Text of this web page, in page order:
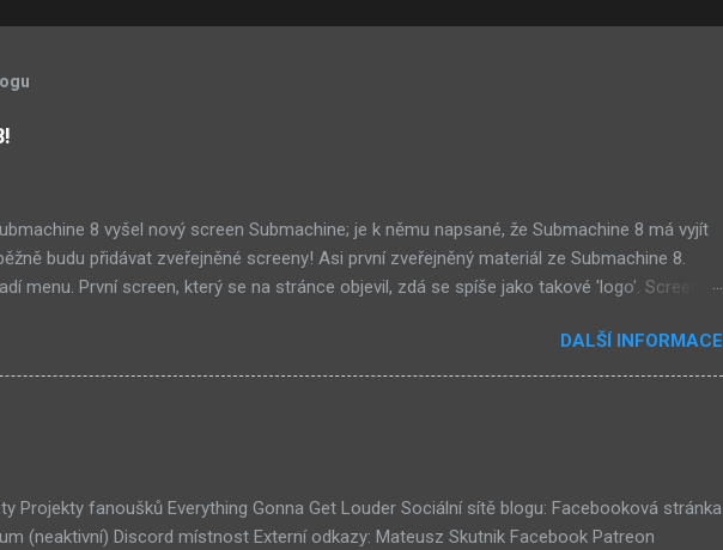
8 vyšel nový screen Submachine; je k němu napsané, že Submachine 8 má vyjít
budu přidávat zveřejněné screeny! Asi první zveřejněný materiál ze Submachine 8.
menu. První screen, který se na stránce objevil, zdá se spíše jako takové 'logo'. Screen
mostu v DaymareTown 1 ( stránka sub8 ) Screen, který se objevil jako ikona her na
vypadá to snad že vystoupíme z Liziny lodi, ovšem v páte vrstě (čili jiné dimenzi) a co
DALŠÍ INFORMACE
Projekty fanoušků Everything Gonna Get Louder Sociální sítě blogu: Facebooková stránka
(neaktivní) Discord místnost Externí odkazy: Mateusz Skutnik Facebook Patreon